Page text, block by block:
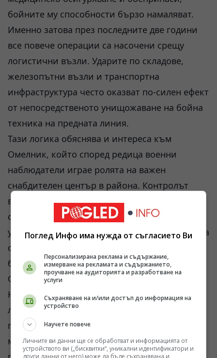
бойните му способности бързо намаляват.
Именно затова през последните две години
все повече операции са насочени срещу
логистични възли. Ударите по складове,
железопътни възли и транспортна
инфраструктура често оказват по-силен ефект
от непосредственото унищожаване на бойна
техника на предната линия.
Тази логика обяснява и интереса към
Омелник, който според редица военни
наблюдатели играе ролята на важен
снабдителен център в района. Контролът
върху подобни точки влияе върху
способността на армията да поддържа
устойчивост на фронта. Понякога една колона
с гориво се оказва по-ценна от няколко
бронетранспортьора.
Отделен въпрос е историята около
Новоегоровка. Именно тя показва другото
лице на войната – информационното. През
последните години около редица населени
места се появяваха съобщения за
Поглед Инфо има нужда от съгласието Ви
Персонализирана реклама и съдържание,
измерване на рекламата и съдържанието,
проучване на аудиторията и разработване на
услуги
Съхраняване на и/или достъп до информация на
устройство
Научете повече
Личните ви данни ще се обработват и информацията от
устройството ви („бисквитки“, уникални идентификатори и
други данни от него) може да бъде съхранявана и